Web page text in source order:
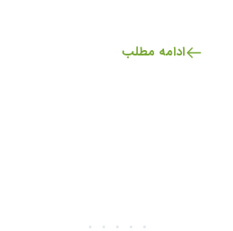
ادامه مطلب